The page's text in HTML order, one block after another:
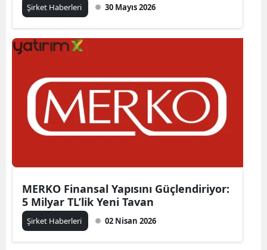
Şirket Haberleri 30 Mayıs 2026
MERKO Finansal Yapısını Güçlendiriyor:
5 Milyar TL’lik Yeni Tavan
Şirket Haberleri 02 Nisan 2026